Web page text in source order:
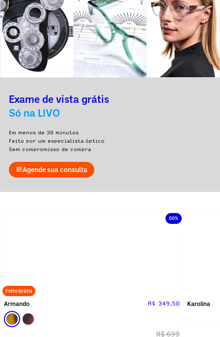
Exame de vista grátis
Só na LIVO
Em menos de 30 minutos
Feito por um especialista óptico
Sem compromisso de compra
Agende sua consulta
50%
Frete Grátis
Armando R$ 349,50
R$ 699
Karolina